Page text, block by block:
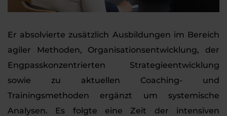
Er absolvierte zusätzlich Ausbildungen im Bereich
agiler Methoden, Organisationsentwicklung, der
Engpasskonzentrierten Strategieentwicklung
sowie zu aktuellen Coaching- und
Trainingsmethoden ergänzt um systemische
Analysen. Es folgte eine Zeit der intensiven